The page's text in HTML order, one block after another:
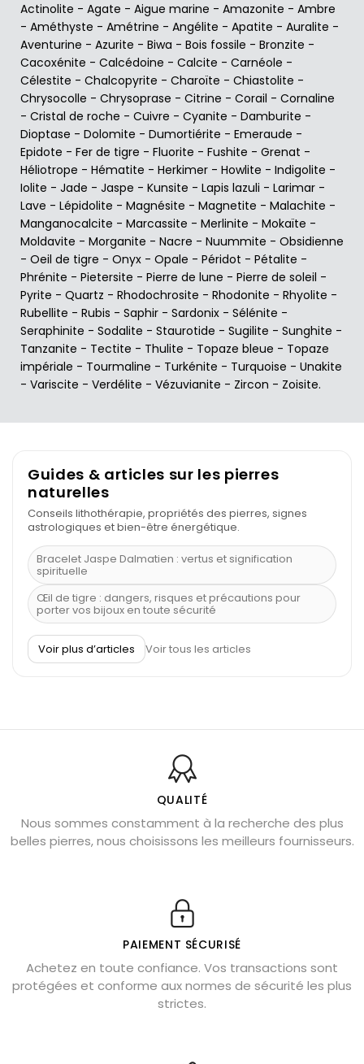
Actinolite - Agate - Aigue marine - Amazonite - Ambre
- Améthyste - Amétrine - Angélite - Apatite - Auralite -
Aventurine - Azurite - Biwa - Bois fossile - Bronzite -
Cacoxénite - Calcédoine - Calcite - Carnéole -
Célestite - Chalcopyrite - Charoïte - Chiastolite -
Chrysocolle - Chrysoprase - Citrine - Corail - Cornaline
- Cristal de roche - Cuivre - Cyanite - Damburite -
Dioptase - Dolomite - Dumortiérite - Emeraude -
Epidote - Fer de tigre - Fluorite - Fushite - Grenat -
Héliotrope - Hématite - Herkimer - Howlite - Indigolite -
Iolite - Jade - Jaspe - Kunsite - Lapis lazuli - Larimar -
Lave - Lépidolite - Magnésite - Magnetite - Malachite -
Manganocalcite - Marcassite - Merlinite - Mokaïte -
Moldavite - Morganite - Nacre - Nuummite - Obsidienne
- Oeil de tigre - Onyx - Opale - Péridot - Pétalite -
Phrénite - Pietersite - Pierre de lune - Pierre de soleil -
Pyrite - Quartz - Rhodochrosite - Rhodonite - Rhyolite -
Rubellite - Rubis - Saphir - Sardonix - Sélénite -
Seraphinite - Sodalite - Staurotide - Sugilite - Sunghite -
Tanzanite - Tectite - Thulite - Topaze bleue - Topaze
impériale - Tourmaline - Turkénite - Turquoise - Unakite
- Variscite - Verdélite - Vézuvianite - Zircon - Zoisite.
Guides & articles sur les pierres
naturelles
Conseils lithothérapie, propriétés des pierres, signes
astrologiques et bien-être énergétique.
Bracelet Jaspe Dalmatien : vertus et signification
spirituelle
Œil de tigre : dangers, risques et précautions pour
porter vos bijoux en toute sécurité
À quel poignet porter un bracelet de pierre
Découvrez le scorpion et ses pierres
Bienfaits de la sélénite – pierre des anges
L’améthyste est-elle faite pour moi ?
Chrysocolle : pierre apaisante
Obsidienne dorée : vertus et signification
Véritable citrine naturelle non chauffée
Où placer la citrine dans la maison
Cornaline : propriétés magiques
Capricorne : quelles pierres choisir
Voir plus d’articles Voir tous les articles
QUALITÉ
Nous sommes constamment à la recherche des plus
belles pierres, nous choisissons les meilleurs fournisseurs.
PAIEMENT SÉCURISÉ
Achetez en toute confiance. Vos transactions sont
protégées et conforme aux normes de sécurité les plus
strictes.